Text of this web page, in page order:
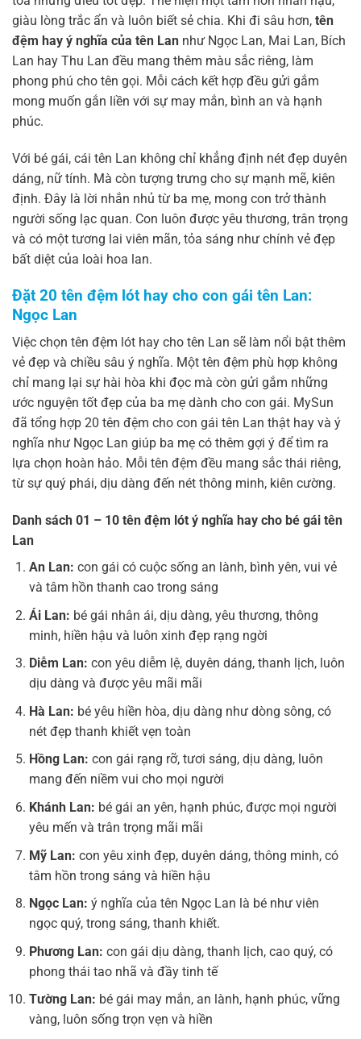
giàu lòng trắc ẩn và luôn biết sẻ chia. Khi đi sâu hơn, tên
đệm hay ý nghĩa của tên Lan như Ngọc Lan, Mai Lan, Bích
Lan hay Thu Lan đều mang thêm màu sắc riêng, làm
phong phú cho tên gọi. Mỗi cách kết hợp đều gửi gắm
mong muốn gắn liền với sự may mắn, bình an và hạnh
phúc.
Với bé gái, cái tên Lan không chỉ khẳng định nét đẹp duyên
dáng, nữ tính. Mà còn tượng trưng cho sự mạnh mẽ, kiên
định. Đây là lời nhắn nhủ từ ba mẹ, mong con trở thành
người sống lạc quan. Con luôn được yêu thương, trân trọng
và có một tương lai viên mãn, tỏa sáng như chính vẻ đẹp
bất diệt của loài hoa lan.
Đặt 20 tên đệm lót hay cho con gái tên Lan:
Ngọc Lan
Việc chọn tên đệm lót hay cho tên Lan sẽ làm nổi bật thêm
vẻ đẹp và chiều sâu ý nghĩa. Một tên đệm phù hợp không
chỉ mang lại sự hài hòa khi đọc mà còn gửi gắm những
ước nguyện tốt đẹp của ba mẹ dành cho con gái. MySun
đã tổng hợp 20 tên đệm cho con gái tên Lan thật hay và ý
nghĩa như Ngọc Lan giúp ba mẹ có thêm gợi ý để tìm ra
lựa chọn hoàn hảo. Mỗi tên đệm đều mang sắc thái riêng,
từ sự quý phái, dịu dàng đến nét thông minh, kiên cường.
Danh sách 01 – 10 tên đệm lót ý nghĩa hay cho bé gái tên
Lan
An Lan: con gái có cuộc sống an lành, bình yên, vui vẻ
và tâm hồn thanh cao trong sáng
Ái Lan: bé gái nhân ái, dịu dàng, yêu thương, thông
minh, hiền hậu và luôn xinh đẹp rạng ngời
Diễm Lan: con yêu diễm lệ, duyên dáng, thanh lịch, luôn
dịu dàng và được yêu mãi mãi
Hà Lan: bé yêu hiền hòa, dịu dàng như dòng sông, có
nét đẹp thanh khiết vẹn toàn
Hồng Lan: con gái rạng rỡ, tươi sáng, dịu dàng, luôn
mang đến niềm vui cho mọi người
Khánh Lan: bé gái an yên, hạnh phúc, được mọi người
yêu mến và trân trọng mãi mãi
Mỹ Lan: con yêu xinh đẹp, duyên dáng, thông minh, có
tâm hồn trong sáng và hiền hậu
Ngọc Lan: ý nghĩa của tên Ngọc Lan là bé như viên
ngọc quý, trong sáng, thanh khiết.
Phương Lan: con gái dịu dàng, thanh lịch, cao quý, có
phong thái tao nhã và đầy tinh tế
Tường Lan: bé gái may mắn, an lành, hạnh phúc, vững
vàng, luôn sống trọn vẹn và hiền